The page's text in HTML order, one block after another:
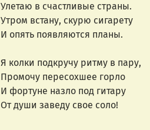
Улетаю в счастливые страны.
Утром встану, скурю сигарету
И опять появляются планы.
Я колки подкручу ритму в пару,
Промочу пересохшее горло
И фортуне назло под гитару
От души заведу свое соло!